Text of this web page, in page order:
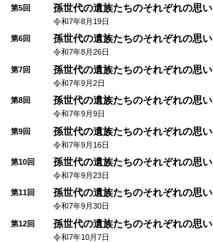
第5回 孫世代の遺族たちのそれぞれの思い
令和7年8月19日
第6回 孫世代の遺族たちのそれぞれの思い
令和7年8月26日
第7回 孫世代の遺族たちのそれぞれの思い
令和7年9月2日
第8回 孫世代の遺族たちのそれぞれの思い
令和7年9月9日
第9回 孫世代の遺族たちのそれぞれの思い
令和7年9月16日
第10回 孫世代の遺族たちのそれぞれの思い
令和7年9月23日
第11回 孫世代の遺族たちのそれぞれの思い
令和7年9月30日
第12回 孫世代の遺族たちのそれぞれの思い
令和7年10月7日